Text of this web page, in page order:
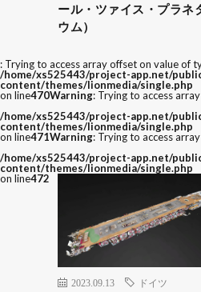
ール・ツァイス・プラネ
ウム）
: Trying to access array offset on value of
/home/xs525443/project-app.net/
content/themes/lionmedia/single.php
on line470Warning: Trying to access
/home/xs525443/project-app.net/
content/themes/lionmedia/single.php
on line471Warning: Trying to access
/home/xs525443/project-app.net/
content/themes/lionmedia/single.php
on line472
2023.09.13 ドイツ